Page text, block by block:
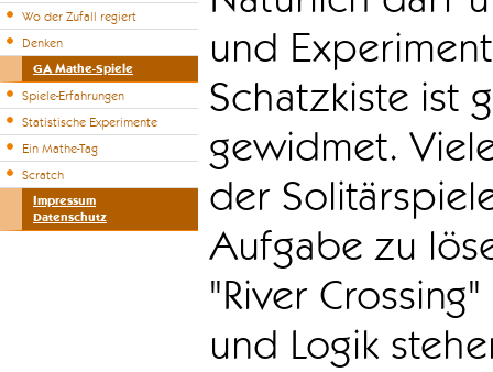
Wo der Zufall regiert
Denken
GA Mathe-Spiele
Spiele-Erfahrungen
Statistische Experimente
Ein Mathe-Tag
Scratch
Impressum
Datenschutz
und
Schatzkiste ist
gewidmet.
der
Aufgabe zu
"River
und Logik